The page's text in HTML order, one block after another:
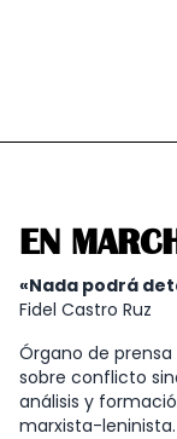
EN
«Nada podrá
Fidel Castro Ruz
Órgano de
sobre conflicto
análisis y
marxista-leninista.